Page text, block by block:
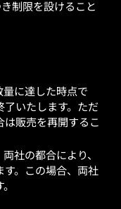
制限を設けること
に達した時点で
いたします。ただ
は販売を再開するこ
社の都合により、
。この場合、両社